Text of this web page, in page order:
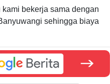
bekerja sama dengan
sehingga biaya